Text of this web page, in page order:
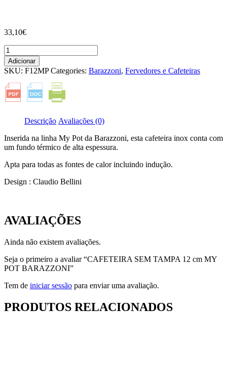
33,10€
Quantidade
de
CAFETEIRA
SEM
TAMPA
12
cm
Adicionar
SKU: F12MP Categories: Barazzoni, Fervedores e Cafeteiras
Descrição Avaliações (0)
Inserida na linha My Pot da Barazzoni, esta cafeteira inox conta com
um fundo térmico de alta espessura.
Apta para todas as fontes de calor incluindo indução.
Design : Claudio Bellini
AVALIAÇÕES
Ainda não existem avaliações.
Seja o primeiro a avaliar “CAFETEIRA SEM TAMPA 12 cm MY
POT BARAZZONI”
Tem de iniciar sessão para enviar uma avaliação.
PRODUTOS RELACIONADOS